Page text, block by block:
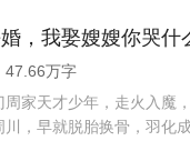
，我娶嫂嫂你哭什
47.66万字
周家天才少年，走火入魔
，早就脱胎换骨，羽化